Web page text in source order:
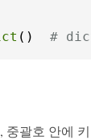
() #
괄호 안에